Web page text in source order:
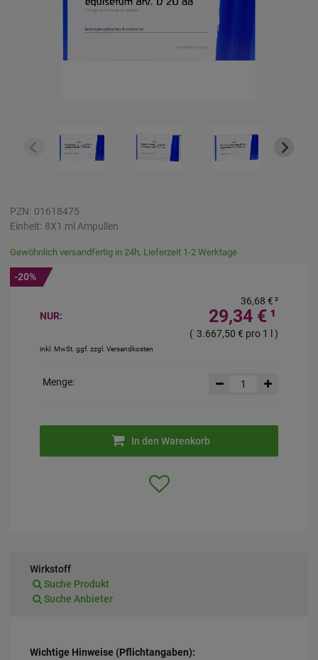
PZN: 01618475
Einheit: 8X1 ml Ampullen
Gewöhnlich versandfertig in 24h, Lieferzeit 1-2 Werktage
NUR: 29,34 € ¹
36,68 €²
inkl. MwSt. ggf. zzgl. Versandkosten
( 3.667,50 € pro 1 l )
-20%
Menge:
In den Warenkorb
Wirkstoff
Suche Produkt
Suche Anbieter
Wichtige Hinweise (Pflichtangaben):